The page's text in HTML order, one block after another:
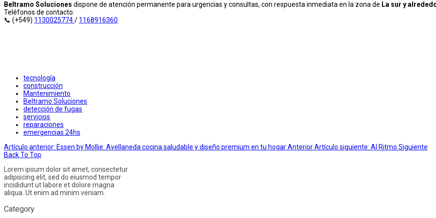
Beltramo Soluciones dispone de atención permanente para urgencias y consultas, con respuesta inmediata en la zona de La sur y
Teléfonos de contacto:
📞 (+549) 1130025774/ 1168916360
tecnología
construcción
Mantenimiento
Beltramo Soluciones
detección de fugas
servicios
reparaciones
emergencias 24hs
Artículo anterior: Essen by Mollie: Avellaneda cocina saludable y diseño premium en tu hogarAnteriorArtículo siguiente: Al Ritmo Siguiente
Back To Top
Lorem ipsum dolor sit amet, consectetur
adipiscing elit, sed do eiusmod tempor
incididunt ut labore et dolore magna
aliqua. Ut enim ad minim veniam.
Category